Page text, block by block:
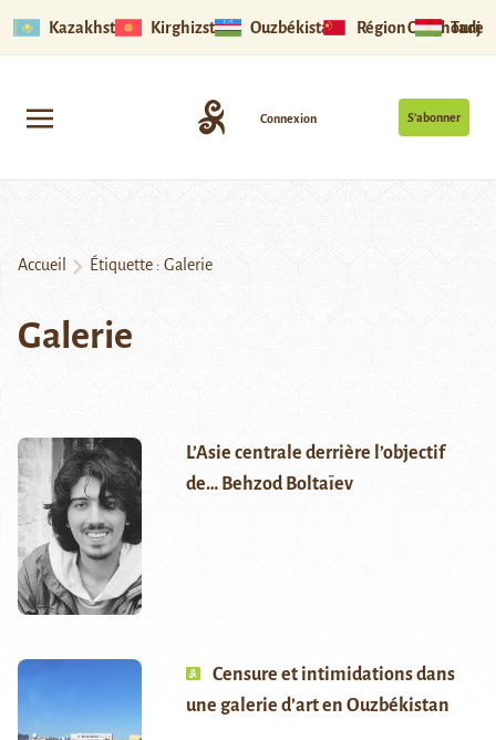
Kazakhstan Kirghizstan Ouzbékistan Région Ouïghoure
S’abonner
Connexion
Accueil Étiquette : Galerie
Galerie
L’Asie centrale derrière l’objectif
de… Behzod Boltaïev
Censure et intimidations dans
une galerie d’art en Ouzbékistan